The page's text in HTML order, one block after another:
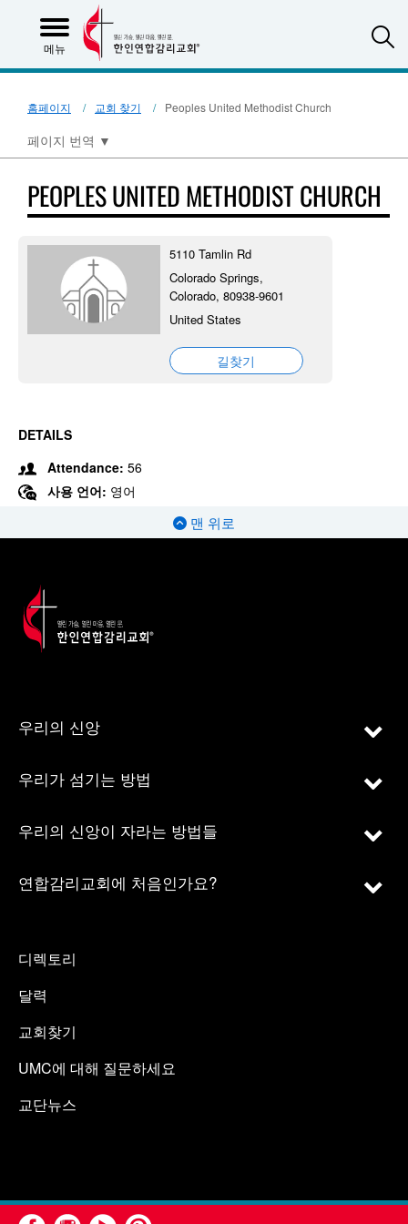
메뉴
홈페이지 교회 찾기 Peoples United Methodist Church
페이지 번역 ▼
PEOPLES UNITED METHODIST CHURCH
5110 Tamlin Rd
Colorado Springs,
Colorado, 80938-9601
United States
길찾기
DETAILS
Attendance: 56
사용 언어: 영어
맨 위로
우리의 신앙
우리가 섬기는 방법
우리의 신앙이 자라는 방법들
연합감리교회에 처음인가요?
디렉토리
달력
교회찾기
UMC에 대해 질문하세요
교단뉴스